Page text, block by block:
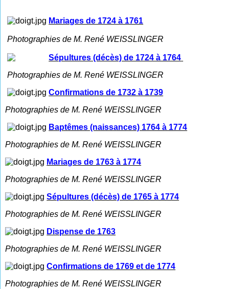
Mariages de 1724 à 1761
Photographies de M. René WEISSLINGER
Sépultures (décès) de 1724 à 1764
Photographies de M. René WEISSLINGER
Confirmations de 1732 à 1739
Photographies de M. René WEISSLINGER
Baptêmes (naissances) 1764 à 1774
Photographies de M. René WEISSLINGER
Mariages de 1763 à 1774
Photographies de M. René WEISSLINGER
Sépultures (décès) de 1765 à 1774
Photographies de M. René WEISSLINGER
Dispense de 1763
Photographies de M. René WEISSLINGER
Confirmations de 1769 et de 1774
Photographies de M. René WEISSLINGER